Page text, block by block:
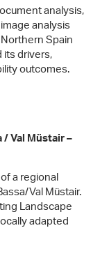
analysis,
analysis
Spain
drivers,
outcomes.
Val Müstair –
a regional
Val Müstair.
Landscape
adapted